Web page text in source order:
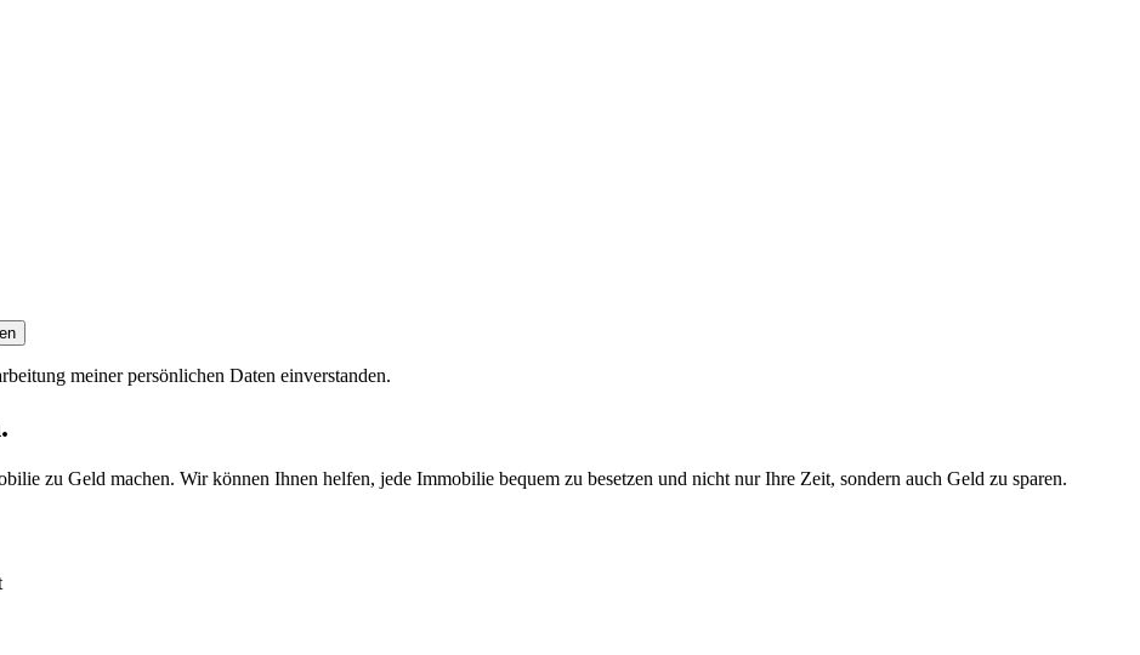
meiner persönlichen Daten einverstanden.
zu Geld machen. Wir können Ihnen helfen, jede Immobilie bequem zu besetzen und nicht nur Ihre Zeit, sondern auch Geld zu sparen.